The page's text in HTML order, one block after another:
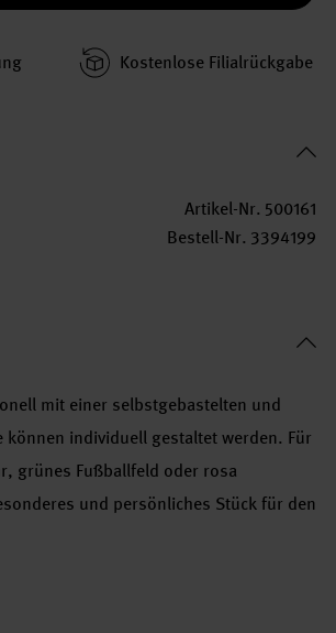
Kosten­lose Filial­rückgabe
Artikel-Nr. 500161
Bestell-Nr. 3394199
mit einer selbstgebastelten und
individuell gestaltet werden. Für
grünes Fußballfeld oder rosa
und persönliches Stück für den